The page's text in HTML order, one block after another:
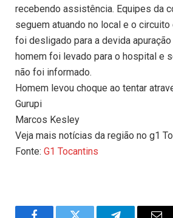
recebendo assistência. Equipes da
seguem atuando no local e o
foi desligado para a devida
homem foi levado para o hospital e
não foi informado.
Homem levou choque ao tentar
Gurupi
Marcos Kesley
Veja mais notícias da região no g1
Fonte: G1 Tocantins